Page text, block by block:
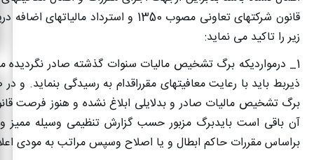
قانون شرکتهای تعاونی مصوب 1350 و استرداد
زیر را تاکید می نماید:
1_ درمواردیکه برگ تشخیص مالیات سنوات گذشته صادر
ذیربط باید با رعایت معافیتهای مقرراقدام به رسیدگی بنماید. و
برگ تشخیص مالیات صادر و بدلایلی ابلاغ نشده و هنوز فرصت
آن باقی است بایدبرگ مزبور حسب گزارش تنظیمی وسیله ممیز
براساس مقررات حاکم ابطال و یا اصلاح وسپس مراتب به مودی